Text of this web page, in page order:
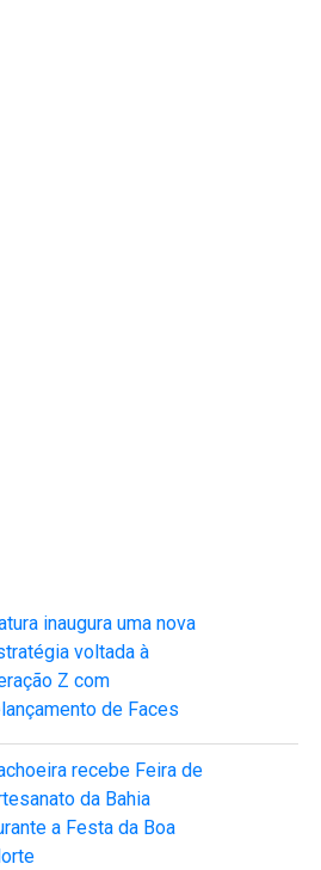
inaugura uma nova
voltada à
Z com
de Faces
recebe Feira de
da Bahia
a Festa da Boa